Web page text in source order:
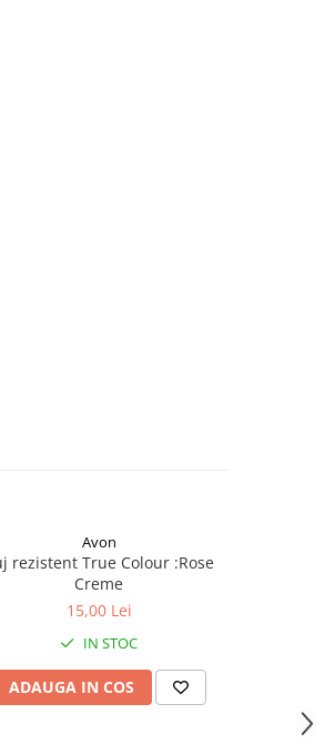
Avon
rezistent True Colour :Rose
Creme
15,00 Lei
IN STOC
ADAUGA IN COS